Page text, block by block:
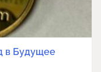
в Будущее